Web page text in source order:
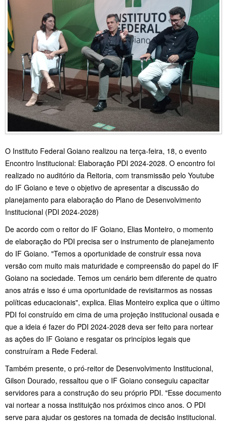
O Instituto Federal Goiano realizou na terça-feira, 18, o evento
Encontro Institucional: Elaboração PDI 2024-2028. O encontro foi
realizado no auditório da Reitoria, com transmissão pelo Youtube
do IF Goiano e teve o objetivo de apresentar a discussão do
planejamento para elaboração do Plano de Desenvolvimento
Institucional (PDI 2024-2028)
De acordo com o reitor do IF Goiano, Elias Monteiro, o momento
de elaboração do PDI precisa ser o instrumento de planejamento
do IF Goiano. "Temos a oportunidade de construir essa nova
versão com muito mais maturidade e compreensão do papel do IF
Goiano na sociedade. Temos um cenário bem diferente de quatro
anos atrás e isso é uma oportunidade de revisitarmos as nossas
políticas educacionais", explica. Elias Monteiro explica que o último
PDI foi construído em cima de uma projeção institucional ousada e
que a ideia é fazer do PDI 2024-2028 deva ser feito para nortear
as ações do IF Goiano e resgatar os princípios legais que
construíram a Rede Federal.
Também presente, o pró-reitor de Desenvolvimento Institucional,
Gilson Dourado, ressaltou que o IF Goiano conseguiu capacitar
servidores para a construção do seu próprio PDI. "Esse documento
vai nortear a nossa instituição nos próximos cinco anos. O PDI
serve para ajudar os gestores na tomada de decisão institucional.